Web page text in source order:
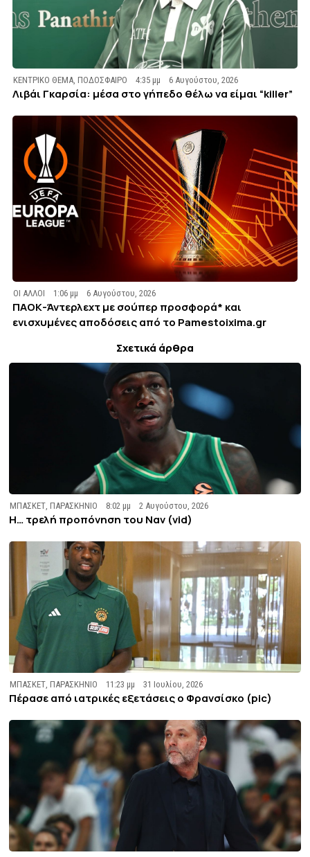
ΚΕΝΤΡΙΚΟ ΘΕΜΑ,ΠΟΔΟΣΦΑΙΡΟ 4:35 μμ 6 Αυγούστου, 2026
Λιβάι Γκαρσία: μέσα στο γήπεδο θέλω να είμαι “killer”
ΟΙ ΑΛΛΟΙ 1:06 μμ 6 Αυγούστου, 2026
ΠΑΟΚ-Άντερλεχτ με σούπερ προσφορά* και
ενισχυμένες αποδόσεις από το Pamestoixima.gr
Σχετικά άρθρα
ΜΠΑΣΚΕΤ,ΠΑΡΑΣΚΗΝΙΟ 8:02 μμ 2 Αυγούστου, 2026
Η… τρελή προπόνηση του Ναν (vid)
ΜΠΑΣΚΕΤ,ΠΑΡΑΣΚΗΝΙΟ 11:23 μμ 31 Ιουλίου, 2026
Πέρασε από ιατρικές εξετάσεις ο Φρανσίσκο (pic)